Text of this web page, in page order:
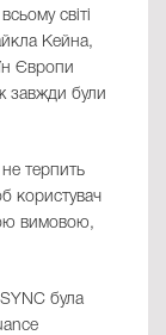
світі
Кейна,
Європи
завжди були
не терпить
користувач
вимовою,
була